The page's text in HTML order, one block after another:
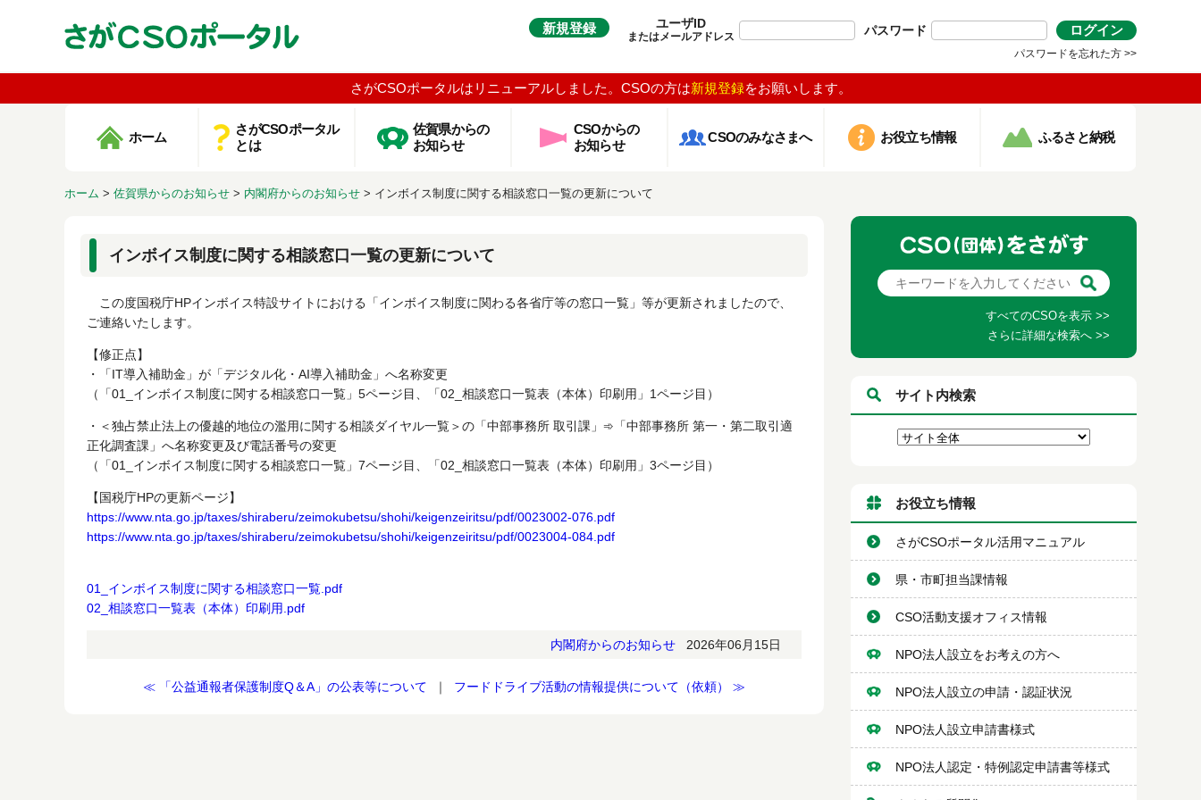
新規登録 ユーザID
またはメールアドレス パスワード ログイン
パスワードを忘れた方 >>
さがCSOポータルはリニューアルしました。CSOの方は新規登録をお願いします。
ホーム
さがCSOポータル
とは
佐賀県からの
お知らせ
CSOからの
お知らせ
CSOのみなさまへ お役立ち情報 ふるさと納税
ホーム > 佐賀県からのお知らせ > 内閣府からのお知らせ > インボイス制度に関する相談窓口一覧の更新について
インボイス制度に関する相談窓口一覧の更新について
この度国税庁HPインボイス特設サイトにおける「インボイス制度に関わる各省庁等の窓口一覧」等が更新されましたので、
ご連絡いたします。
【修正点】
・「IT導入補助金」が「デジタル化・AI導入補助金」へ名称変更
（「01_インボイス制度に関する相談窓口一覧」5ページ目、「02_相談窓口一覧表（本体）印刷用」1ページ目）
・＜独占禁止法上の優越的地位の濫用に関する相談ダイヤル一覧＞の「中部事務所 取引課」➾「中部事務所 第一・第二取引適
正化調査課」へ名称変更及び電話番号の変更
（「01_インボイス制度に関する相談窓口一覧」7ページ目、「02_相談窓口一覧表（本体）印刷用」3ページ目）
【国税庁HPの更新ページ】
https://www.nta.go.jp/taxes/shiraberu/zeimokubetsu/shohi/keigenzeiritsu/pdf/0023002-076.pdf
https://www.nta.go.jp/taxes/shiraberu/zeimokubetsu/shohi/keigenzeiritsu/pdf/0023004-084.pdf
01_インボイス制度に関する相談窓口一覧.pdf
02_相談窓口一覧表（本体）印刷用.pdf
内閣府からのお知らせ 2026年06月15日
≪ 「公益通報者保護制度Q＆A」の公表等について ｜ フードドライブ活動の情報提供について（依頼） ≫
すべてのCSOを表示 >>
さらに詳細な検索へ >>
サイト内検索
お役立ち情報
さがCSOポータル活用マニュアル
県・市町担当課情報
CSO活動支援オフィス情報
NPO法人設立をお考えの方へ
NPO法人設立の申請・認証状況
NPO法人設立申請書様式
NPO法人認定・特例認定申請書等様式